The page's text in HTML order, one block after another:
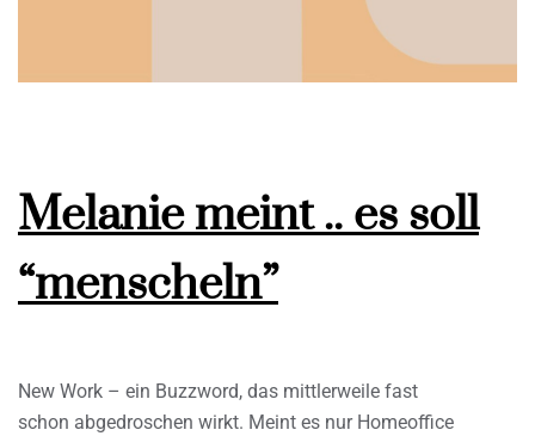
Melanie meint .. es soll
“menscheln”
New Work – ein Buzzword, das mittlerweile fast
schon abgedroschen wirkt. Meint es nur Homeoffice